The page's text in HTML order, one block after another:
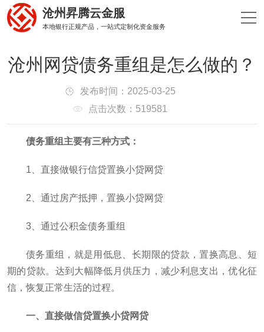
沧州昇腾云金服
本地银行正规产品，一站式定制化资金服务
沧州网贷债务重组是怎么做的？
发布时间：2025-03-25
点击次数：519581
债务重组主要有三种方式：
1、直接做银行信贷置换小贷网贷
2、通过房产抵押，置换小贷网贷
3、通过公积金债务重组
债务重组，就是用低息、长期限的贷款，置换高息、短
期的贷款。达到大幅降低月供压力，减少利息支出，优化征
信，恢复正常生活的过程。
一、直接做信贷置换小贷网贷